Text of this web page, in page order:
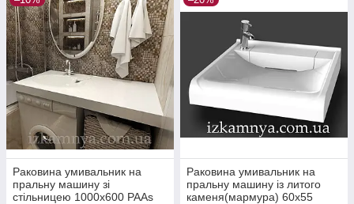
Раковина умивальник на
пральну машину зі
стільницею 1000х600 PAAs
Раковина умивальник на
пральну машину із литого
каменя(мармура) 60х55